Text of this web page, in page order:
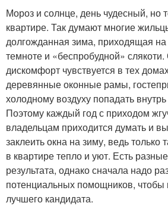
Мороз и солнце, день чудесный, но
квартире. Так думают многие
долгожданная зима, приходящая
темноте и «беспробудной»
дискомфорт чувствуется в тех
деревянные оконные рамы,
холодному воздуху попадать
Поэтому каждый год с приходом
владельцам приходится думать и
заклеить окна на зиму, ведь только
в квартире тепло и уют. Есть
результата, однако сначала надо
потенциальных помощников, чтобы
лучшего кандидата.